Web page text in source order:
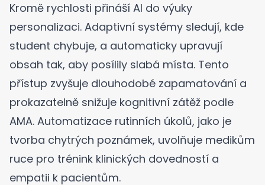
Kromě rychlosti přináší AI do výuky
personalizaci. Adaptivní systémy sledují, kde
student chybuje, a automaticky upravují
obsah tak, aby posílily slabá místa. Tento
přístup zvyšuje dlouhodobé zapamatování a
prokazatelně snižuje kognitivní zátěž podle
AMA. Automatizace rutinních úkolů, jako je
tvorba chytrých poznámek, uvolňuje medikům
ruce pro trénink klinických dovedností a
empatii k pacientům.